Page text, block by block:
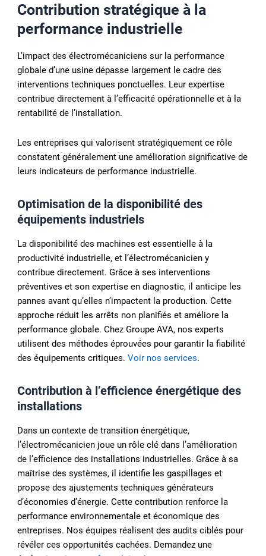
Contribution stratégique à la
performance industrielle
L’impact des électromécaniciens sur la performance
globale d’une usine dépasse largement le cadre des
interventions techniques ponctuelles. Leur expertise
contribue directement à l’efficacité opérationnelle et à la
rentabilité de l’installation.
Les entreprises qui valorisent stratégiquement ce rôle
constatent généralement une amélioration significative de
leurs indicateurs de performance industrielle.
Optimisation de la disponibilité des
équipements industriels
La disponibilité des machines est essentielle à la
productivité industrielle, et l’électromécanicien y
contribue directement. Grâce à ses interventions
préventives et son expertise en diagnostic, il anticipe les
pannes avant qu’elles n’impactent la production. Cette
approche réduit les arrêts non planifiés et améliore la
performance globale. Chez Groupe AVA, nos experts
utilisent des méthodes éprouvées pour garantir la fiabilité
des équipements critiques.Voir nos services.
Contribution à l’efficience énergétique des
installations
Dans un contexte de transition énergétique,
l’électromécanicien joue un rôle clé dans l’amélioration
de l’efficience des installations industrielles. Grâce à sa
maîtrise des systèmes, il identifie les gaspillages et
propose des ajustements techniques générateurs
d’économies d’énergie. Cette contribution renforce la
performance environnementale et économique des
entreprises. Nos équipes réalisent des audits ciblés pour
révéler ces opportunités cachées. Demandez une